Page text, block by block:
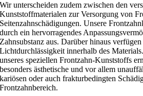
Wir unterscheiden zudem zwischen den
Kunststoffmaterialen zur Versorgung von
Seitenzahnschädigungen. Unsere
durch ein hervorragendes
Zahnsubstanz aus. Darüber hinaus
Lichtdurchlässigkeit innerhalb des
unseres speziellen Frontzahn-Kunststoffs
besonders ästhetische und vor allem
kariösen oder auch frakturbedingten
Frontzahnbereich.